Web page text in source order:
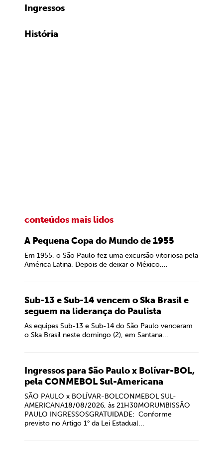
Ingressos
História
conteúdos mais lidos
A Pequena Copa do Mundo de 1955
Em 1955, o São Paulo fez uma excursão vitoriosa pela
América Latina. Depois de deixar o México,...
Sub-13 e Sub-14 vencem o Ska Brasil e
seguem na liderança do Paulista
As equipes Sub-13 e Sub-14 do São Paulo venceram
o Ska Brasil neste domingo (2), em Santana...
Ingressos para São Paulo x Bolívar-BOL,
pela CONMEBOL Sul-Americana
SÃO PAULO x BOLÍVAR-BOLCONMEBOL SUL-
AMERICANA18/08/2026, às 21H30MORUMBISSÃO
PAULO INGRESSOSGRATUIDADE: Conforme
previsto no Artigo 1° da Lei Estadual...